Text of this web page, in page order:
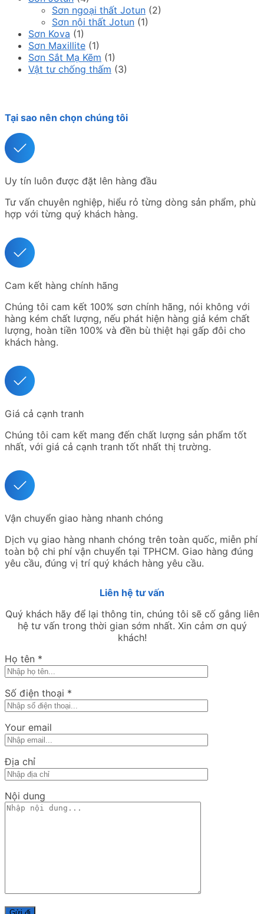
Sơn ngoại thất Jotun (2)
Sơn nội thất Jotun (1)
Sơn Kova (1)
Sơn Maxillite (1)
Sơn Sắt Mạ Kẽm (1)
Vật tư chống thấm (3)
Tại sao nên chọn chúng tôi
Uy tín luôn được đặt lên hàng đầu
Tư vấn chuyên nghiệp, hiểu rỏ từng dòng sản phẩm, phù
hợp với từng quý khách hàng.
Cam kết hàng chính hãng
Chúng tôi cam kết 100% sơn chính hãng, nói không với
hàng kém chất lượng, nếu phát hiện hàng giả kém chất
lượng, hoàn tiền 100% và đền bù thiệt hại gấp đôi cho
khách hàng.
Giá cả cạnh tranh
Chúng tôi cam kết mang đến chất lượng sản phẩm tốt
nhất, với giá cả cạnh tranh tốt nhất thị trường.
Vận chuyển giao hàng nhanh chóng
Dịch vụ giao hàng nhanh chóng trên toàn quốc, miễn phí
toàn bộ chi phí vận chuyển tại TPHCM. Giao hàng đúng
yêu cầu, đúng vị trí quý khách hàng yêu cầu.
Liên hệ tư vấn
Quý khách hãy để lại thông tin, chúng tôi sẽ cố gắng liên
hệ tư vấn trong thời gian sớm nhất. Xin cảm ơn quý
khách!
Họ tên *
Số điện thoại *
Your email
Địa chỉ
Nội dung